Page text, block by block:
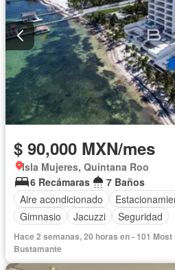
$ 90,000 MXN/mes
Isla Mujeres, Quintana Roo
6 Recámaras
7 Baños
Aire acondicionado
Gimnasio
Jacuzzi Seguridad
Hace 2 semanas, 20 horas en - 101
Bustamante